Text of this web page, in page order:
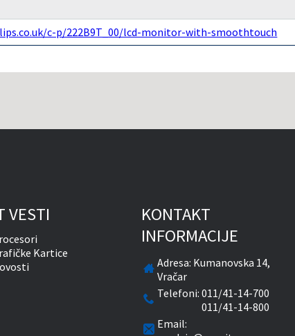
c-p/222B9T_00/lcd-monitor-with-smoothtouch
VESTI
Kartice
KONTAKT
INFORMACIJE
Adresa: Kumanovska 14,
Vračar
Telefoni:011/41-14-700
011/41-14-800
Email: